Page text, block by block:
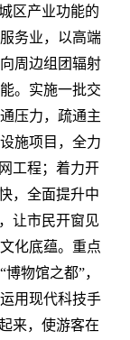
区产业功能的
务业，以高端
周边组团辐射
。实施一批交
压力，疏通主
施项目，全力
工程；着力开
，全面提升中
让市民开窗见
化底蕴。重点
物馆之都”，
用现代科技手
来，使游客在